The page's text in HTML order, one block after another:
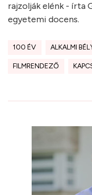
rajzolják elénk - írta
egyetemi docens.
100 ÉV ALKALMI
FILMRENDEZŐ